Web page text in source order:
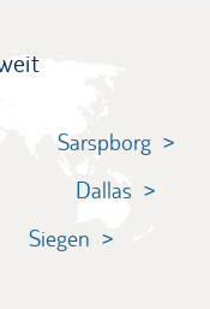
Sarspborg
Dallas
Siegen